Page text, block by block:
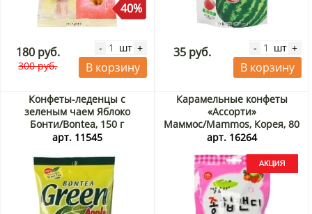
40%
180 руб.
300 руб.
- шт +
В корзину
35 руб. - шт +
В корзину
Конфеты-леденцы с
зеленым чаем Яблоко
Бонти/Bontea, 150 г
арт. 11545
Карамельные конфеты
«Ассорти»
Маммос/Mammos, Корея, 80
г Акция
арт. 16264